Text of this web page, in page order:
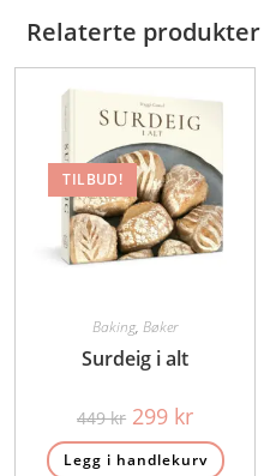
Relaterte produkter
TILBUD!
Baking,Bøker
Surdeig i alt
449kr Opprinnelig
pris
var:
449 kr.
299 krNåværende
er:
299 kr.
Legg i handlekurv